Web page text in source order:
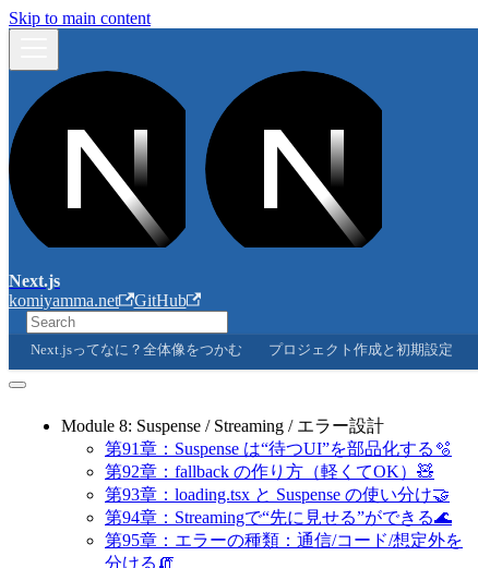
Skip to main content
Next.js
komiyamma.net
GitHub
Next.jsってなに？全体像をつかむ プロジェクト作成と初期設定
Module 8: Suspense / Streaming / エラー設計
第91章：Suspense は“待つUI”を部品化する🫧
第92章：fallback の作り方（軽くてOK）🧸
第93章：loading.tsx と Suspense の使い分け🤝
第94章：Streamingで“先に見せる”ができる🌊
第95章：エラーの種類：通信/コード/想定外を
分ける🧯